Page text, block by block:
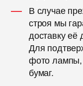
В случае
строя мы
доставку её
Для
фото лампы,
бумаг.